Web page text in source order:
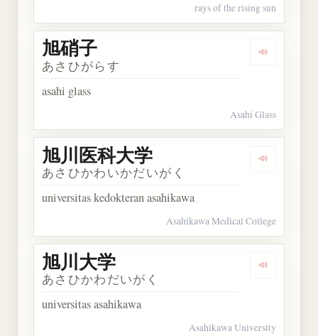
rays of the rising sun
Dengarkan
旭硝子
あさひがらす
asahi glass
Asahi Glass
Dengarkan
旭川医科大学
あさひかわいかだいがく
universitas kedokteran asahikawa
Asahikawa Medical College
Dengarkan
旭川大学
あさひかわだいがく
universitas asahikawa
Asahikawa University